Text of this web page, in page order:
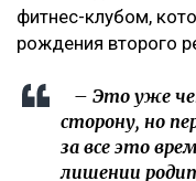
фитнес-клубом,
рождения второго
– Это уже
сторону, но
за все это
лишении